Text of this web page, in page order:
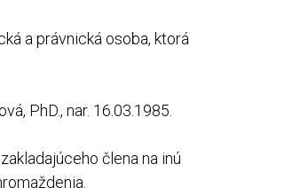
a právnická osoba, ktorá
PhD., nar. 16.03.1985.
člena na inú